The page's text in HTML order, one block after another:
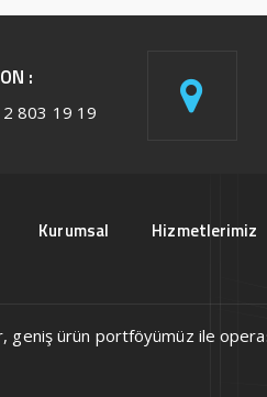
:
803 19 19
Kurumsal Hizmetlerimiz
ürün portföyümüz ile